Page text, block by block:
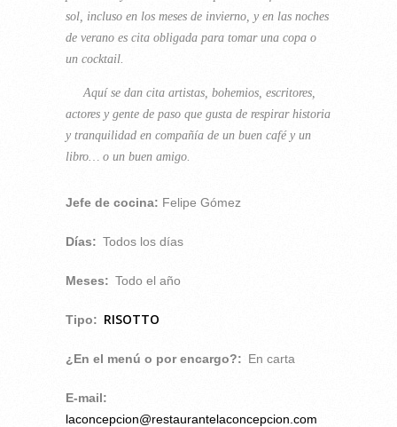
sol, incluso en los meses de invierno, y en las noches
de verano es cita obligada para tomar una copa o
un cocktail.
Aquí se dan cita artistas, bohemios, escritores,
actores y gente de paso que gusta de respirar historia
y tranquilidad en compañía de un buen café y un
libro… o un buen amigo.
Jefe de cocina: Felipe Gómez
Días: Todos los días
Meses: Todo el año
Tipo: RISOTTO
¿En el menú o por encargo?: En carta
E-mail:
laconcepcion@restaurantelaconcepcion.com